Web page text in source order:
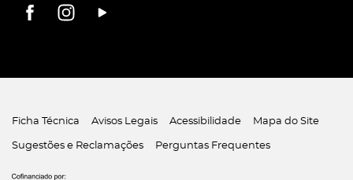
Ficha Técnica Avisos Legais Acessibilidade Mapa do Site
Sugestões e Reclamações Perguntas Frequentes